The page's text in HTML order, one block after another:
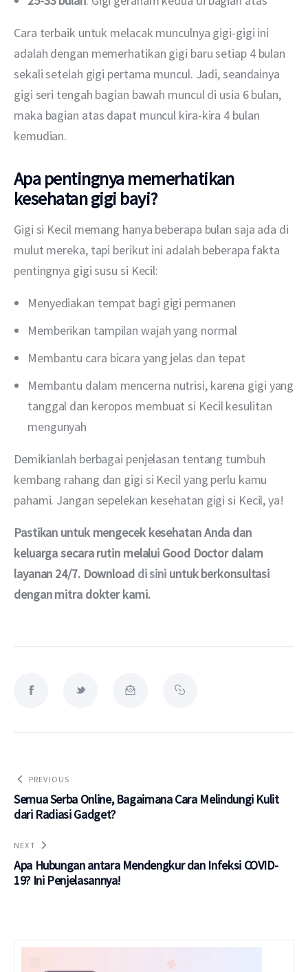
Cara terbaik untuk melacak munculnya gigi-gigi ini
adalah dengan memerhatikan gigi baru setiap 4 bulan
sekali setelah gigi pertama muncul. Jadi, seandainya
gigi seri tengah bagian bawah muncul di usia 6 bulan,
maka bagian atas dapat muncul kira-kira 4 bulan
kemudian.
Apa pentingnya memerhatikan
kesehatan gigi bayi?
Gigi si Kecil memang hanya beberapa bulan saja ada di
mulut mereka, tapi berikut ini adalah beberapa fakta
pentingnya gigi susu si Kecil:
Menyediakan tempat bagi gigi permanen
Memberikan tampilan wajah yang normal
Membantu cara bicara yang jelas dan tepat
Membantu dalam mencerna nutrisi, karena gigi yang
tanggal dan keropos membuat si Kecil kesulitan
mengunyah
Demikianlah berbagai penjelasan tentang tumbuh
kembang rahang dan gigi si Kecil yang perlu kamu
pahami. Jangan sepelekan kesehatan gigi si Kecil, ya!
Pastikan untuk mengecek kesehatan Anda dan
keluarga secara rutin melalui Good Doctor dalam
layanan 24/7. Download di sini untuk berkonsultasi
dengan mitra dokter kami.
PREVIOUS
Semua Serba Online, Bagaimana Cara Melindungi Kulit
dari Radiasi Gadget?
NEXT
Apa Hubungan antara Mendengkur dan Infeksi COVID-
19? Ini Penjelasannya!